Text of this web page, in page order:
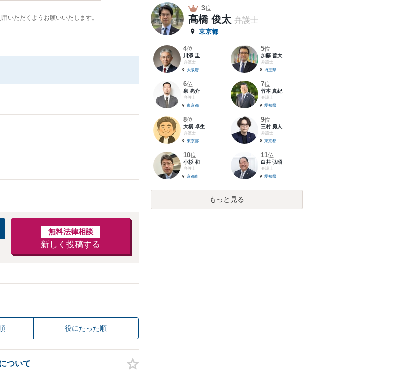
いただくようお願いいたします。
無料法律相談
新しく投稿する
役にたった順
ついて
3位
髙橋 俊太 弁護士
東京都
4位
川添 圭
弁護士
大阪府
5位
加藤 善大
弁護士
埼玉県
6位
泉 亮介
弁護士
東京都
7位
竹本 真紀
弁護士
愛知県
8位
大橋 卓生
弁護士
東京都
9位
三村 勇人
弁護士
東京都
10位
小杉 和
弁護士
京都府
11位
白井 弘昭
弁護士
愛知県
もっと見る